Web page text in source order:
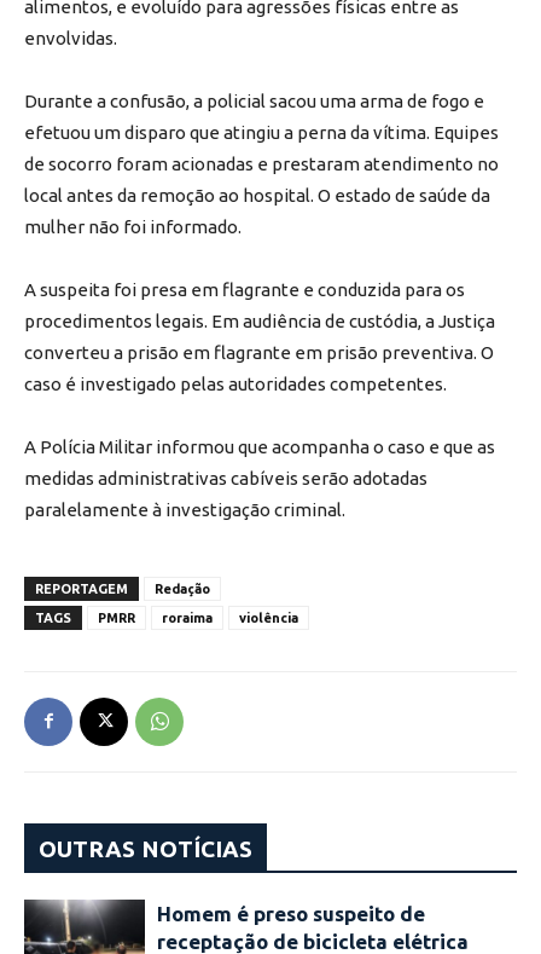
alimentos, e evoluído para agressões físicas entre as
envolvidas.
Durante a confusão, a policial sacou uma arma de fogo e
efetuou um disparo que atingiu a perna da vítima. Equipes
de socorro foram acionadas e prestaram atendimento no
local antes da remoção ao hospital. O estado de saúde da
mulher não foi informado.
A suspeita foi presa em flagrante e conduzida para os
procedimentos legais. Em audiência de custódia, a Justiça
converteu a prisão em flagrante em prisão preventiva. O
caso é investigado pelas autoridades competentes.
A Polícia Militar informou que acompanha o caso e que as
medidas administrativas cabíveis serão adotadas
paralelamente à investigação criminal.
REPORTAGEM
Redação
TAGS
PMRR roraima violência
OUTRAS NOTÍCIAS
Homem é preso suspeito de
receptação de bicicleta elétrica